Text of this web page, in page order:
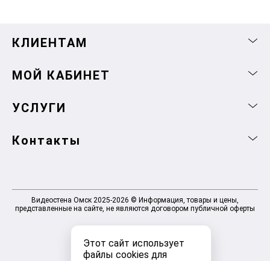
Этот сайт использует
файлы cookies для
КЛИЕНТАМ
МОЙ КАБИНЕТ
УСЛУГИ
Контакты
Видеостена Омск 2025-2026 © Информация, товары и цены,
представленные на сайте, не являются договором публичной оферты